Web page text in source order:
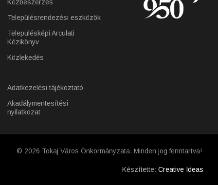
Közbeszerzés
Településrendezési eszközök
Településképi Arculati
Kézikönyv
Közlekedés
Adatkezelési tájékoztató
Akadálymentesítési
nyilatkozat
© 2026 Tokaj Város Önkormányzata. Minden jog fenntartva!
Készítette: Creative Ideas